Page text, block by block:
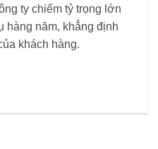
ty chiếm tỷ trọng lớn
hàng năm, khẳng định
khách hàng.